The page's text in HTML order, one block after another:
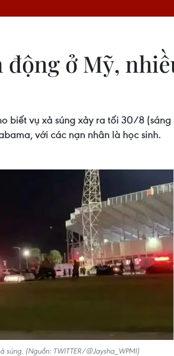
động ở Mỹ,
biết vụ xả súng xảy ra tối 30/8
với các nạn nhân là học sinh.
súng. (Nguồn: TWITTER/@Jaysha_WPMI)